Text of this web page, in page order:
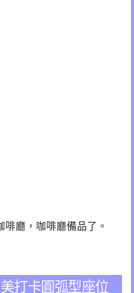
啡廳，咖啡廳備品了。
打卡圓弧型座位